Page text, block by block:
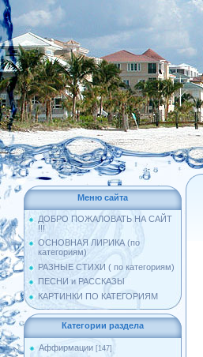
Меню сайта
ДОБРО ПОЖАЛОВАТЬ НА САЙТ
!!!
ОСНОВНАЯ ЛИРИКА (по
категориям)
РАЗНЫЕ СТИХИ ( по категориям)
ПЕСНИ и РАССКАЗЫ
КАРТИНКИ ПО КАТЕГОРИЯМ
Категории раздела
Аффирмации [147]